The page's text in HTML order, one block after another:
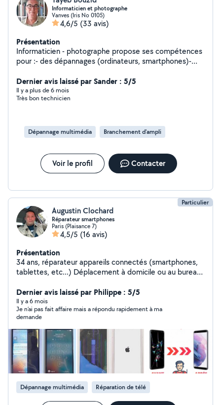
Informaticien et photographe
Vanves (Iris No 0105)
4,6/5 (33 avis)
Présentation
Informaticien - photographe propose ses compétences
pour :- des dépannages (ordinateurs, smartphones)-
formations (bureautique, logiciels, Internet....)- photo
(cours, numérisation, prise de vue...) - numérisation de
vos négatifs argentiques et de vos cassettes VHS et
Dernier avis laissé par Sander : 5/5
Il y a plus de 6 mois
Très bon technicien
Dépannage multimédia Branchement d'ampli
Voir le profil Contacter
Particulier
Augustin Clochard
Réparateur smartphones
Paris (Plaisance 7)
4,5/5 (16 avis)
Présentation
34 ans, réparateur appareils connectés (smartphones,
tablettes, etc...) Déplacement à domicile ou au bureau
générique en fonction de votre budget Remplacement
écran - batterie - connecteur de charge - camera avant
- caméra arrière - etc. N'hésitez pas à me demander
Dernier avis laissé par Philippe : 5/5
Il y a 6 mois
Je n’ai pas fait affaire mais a répondu rapidement à ma
demande
Dépannage multimédia Réparation de télé